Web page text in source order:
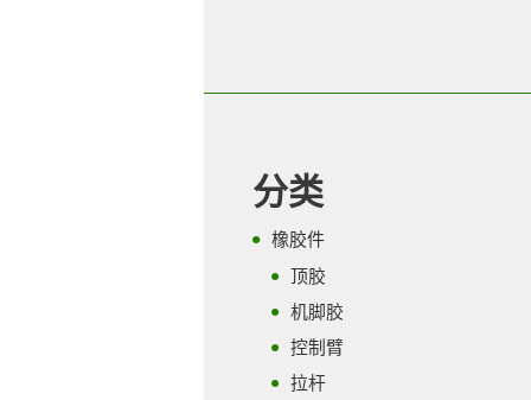
分类
橡胶件
顶胶
机脚胶
控制臂
拉杆